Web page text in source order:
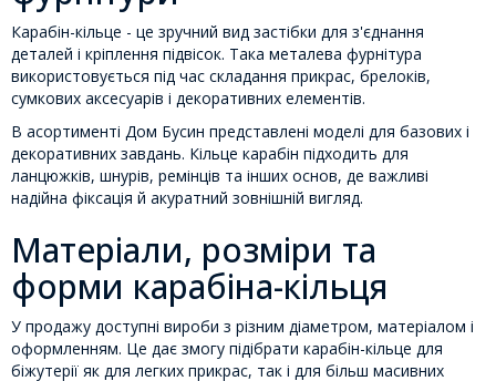
Карабін-кільце - це зручний вид застібки для з'єднання
деталей і кріплення підвісок. Така металева фурнітура
використовується під час складання прикрас, брелоків,
сумкових аксесуарів і декоративних елементів.
В асортименті Дом Бусин представлені моделі для базових і
декоративних завдань. Кільце карабін підходить для
ланцюжків, шнурів, ремінців та інших основ, де важливі
надійна фіксація й акуратний зовнішній вигляд.
Матеріали, розміри та
форми карабіна-кільця
У продажу доступні вироби з різним діаметром, матеріалом і
оформленням. Це дає змогу підібрати карабін-кільце для
біжутерії як для легких прикрас, так і для більш масивних